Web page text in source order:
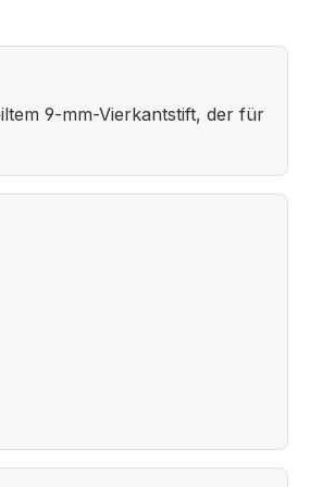
9-mm-Vierkantstift, der für